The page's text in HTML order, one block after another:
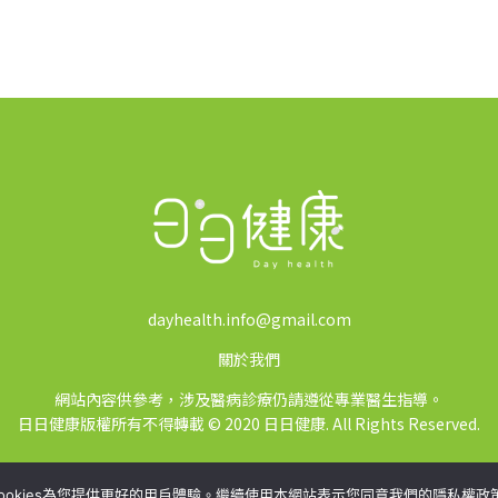
dayhealth.info@gmail.com
關於我們
網站內容供參考，涉及醫病診療仍請遵從專業醫生指導。
日日健康版權所有不得轉載 © 2020 日日健康. All Rights Reserved.